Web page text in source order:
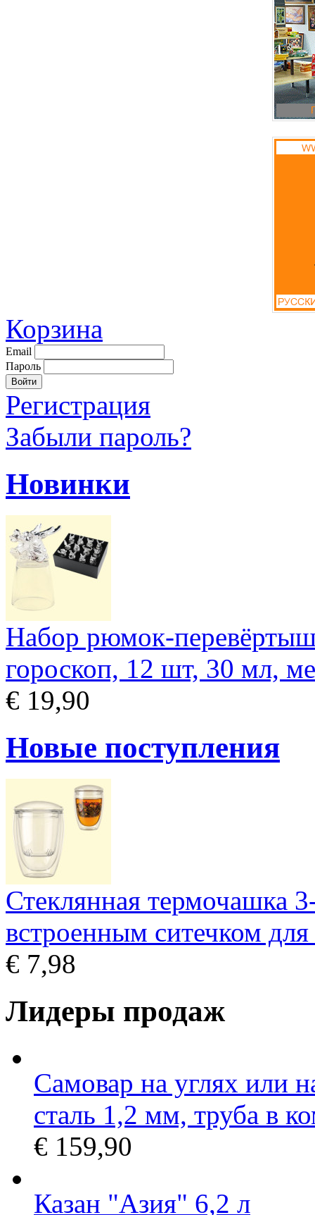
Корзина
Email
Пароль
Регистрация
Забыли пароль?
Новинки
Набор рюмок-
гороскоп, 12 шт, 30 мл,
€ 19,90
Новые поступления
Стеклянная термочашка
встроенным ситечком
€ 7,98
Лидеры продаж
Самовар на углях или
сталь 1,2 мм, труба в
€ 159,90
Казан "Азия" 6,2 л